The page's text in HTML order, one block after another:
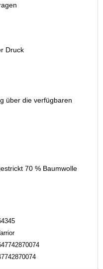
Druck
über die verfügbaren
70 % Baumwolle